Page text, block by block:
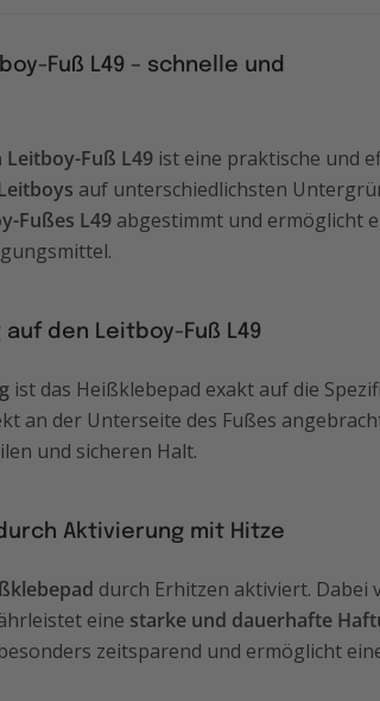
Fuß L49 – schnelle und
Fuß L49 ist eine praktische und
auf unterschiedlichsten
Fußes L49 abgestimmt und ermöglicht
den Leitboy-Fuß L49
ist das Heißklebepad exakt auf die
an der Unterseite des Fußes
und sicheren Halt.
Aktivierung mit Hitze
durch Erhitzen aktiviert. Dabei
eine starke und dauerhafte
zeitsparend und ermöglicht